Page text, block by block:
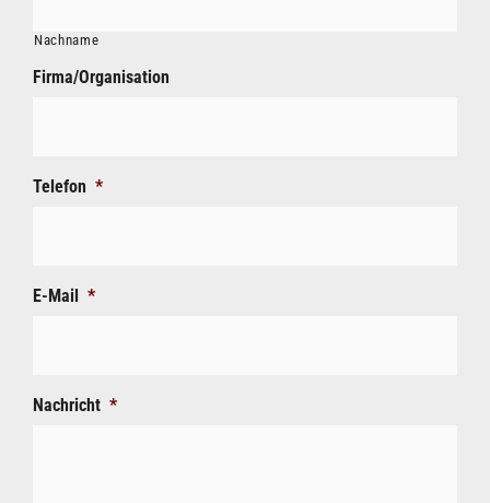
Nachname
Firma/Organisation
Telefon *
E-Mail *
Nachricht *